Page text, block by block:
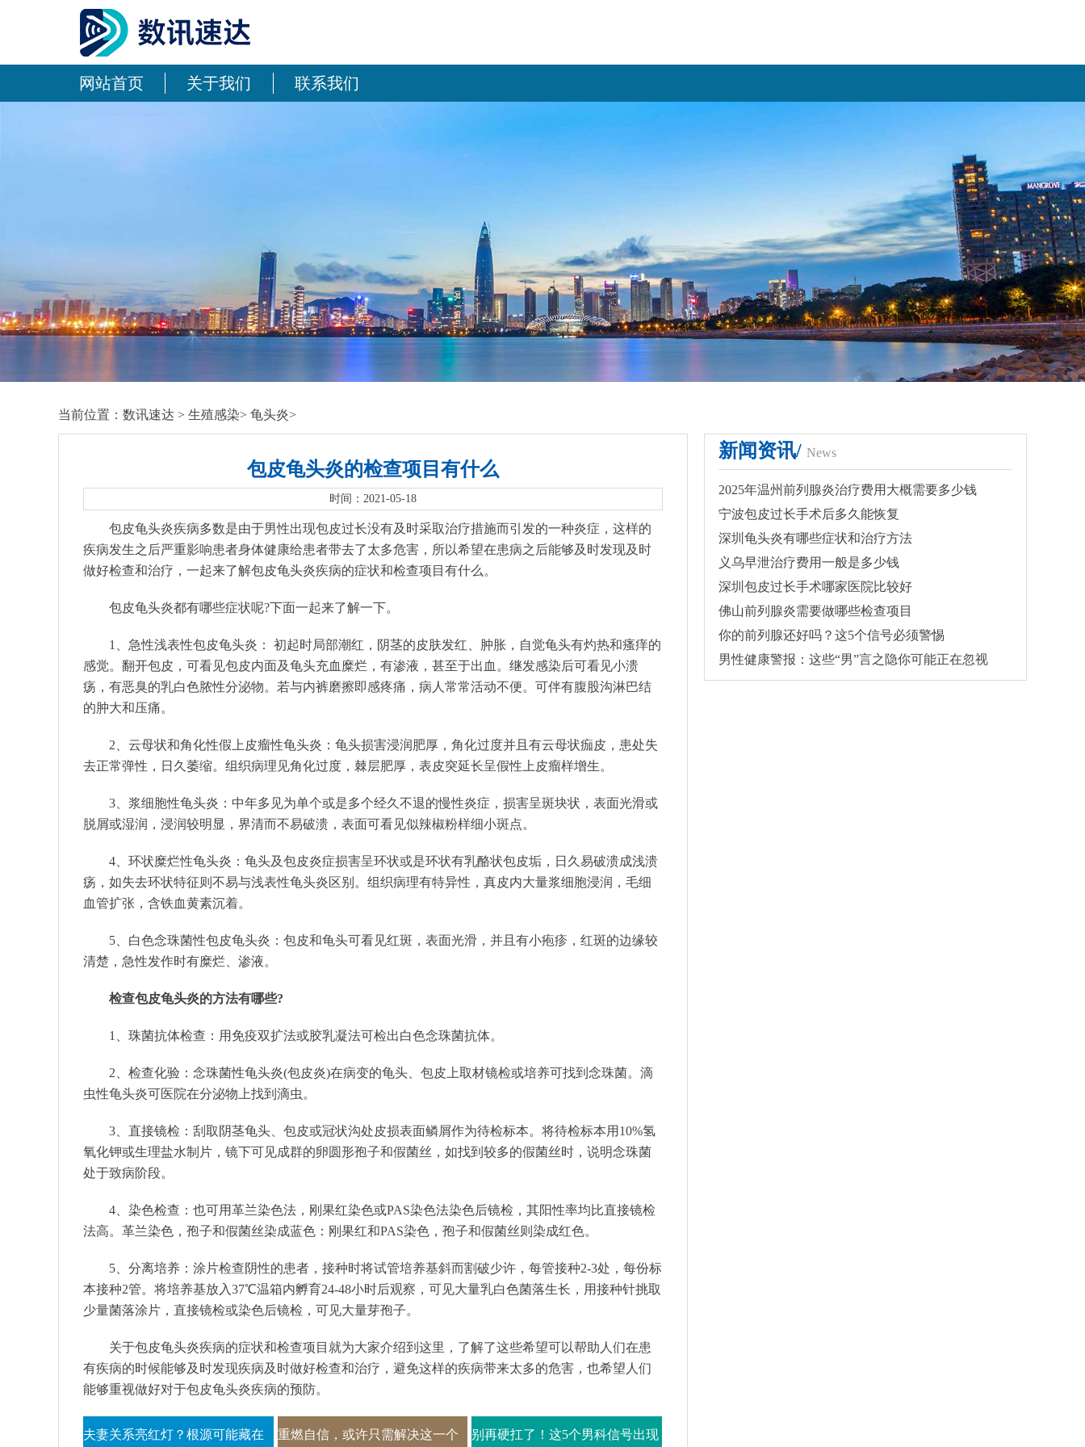
网站首页 关于我们 联系我们
当前位置： 数讯速达 > 生殖感染> 龟头炎>
包皮龟头炎的检查项目有什么
时间：2021-05-18
包皮龟头炎疾病多数是由于男性出现包皮过长没有及时采取治疗措施而引发的一种炎症，这样的
疾病发生之后严重影响患者身体健康给患者带去了太多危害，所以希望在患病之后能够及时发现及时
做好检查和治疗，一起来了解包皮龟头炎疾病的症状和检查项目有什么。
包皮龟头炎都有哪些症状呢?下面一起来了解一下。
1、急性浅表性包皮龟头炎： 初起时局部潮红，阴茎的皮肤发红、肿胀，自觉龟头有灼热和瘙痒的
感觉。翻开包皮，可看见包皮内面及龟头充血糜烂，有渗液，甚至于出血。继发感染后可看见小溃
疡，有恶臭的乳白色脓性分泌物。若与内裤磨擦即感疼痛，病人常常活动不便。可伴有腹股沟淋巴结
的肿大和压痛。
2、云母状和角化性假上皮瘤性龟头炎：龟头损害浸润肥厚，角化过度并且有云母状痂皮，患处失
去正常弹性，日久萎缩。组织病理见角化过度，棘层肥厚，表皮突延长呈假性上皮瘤样增生。
3、浆细胞性龟头炎：中年多见为单个或是多个经久不退的慢性炎症，损害呈斑块状，表面光滑或
脱屑或湿润，浸润较明显，界清而不易破溃，表面可看见似辣椒粉样细小斑点。
4、环状糜烂性龟头炎：龟头及包皮炎症损害呈环状或是环状有乳酪状包皮垢，日久易破溃成浅溃
疡，如失去环状特征则不易与浅表性龟头炎区别。组织病理有特异性，真皮内大量浆细胞浸润，毛细
血管扩张，含铁血黄素沉着。
5、白色念珠菌性包皮龟头炎：包皮和龟头可看见红斑，表面光滑，并且有小疱疹，红斑的边缘较
清楚，急性发作时有糜烂、渗液。
检查包皮龟头炎的方法有哪些?
1、珠菌抗体检查：用免疫双扩法或胶乳凝法可检出白色念珠菌抗体。
2、检查化验：念珠菌性龟头炎(包皮炎)在病变的龟头、包皮上取材镜检或培养可找到念珠菌。滴
虫性龟头炎可医院在分泌物上找到滴虫。
3、直接镜检：刮取阴茎龟头、包皮或冠状沟处皮损表面鳞屑作为待检标本。将待检标本用10%氢
氧化钾或生理盐水制片，镜下可见成群的卵圆形孢子和假菌丝，如找到较多的假菌丝时，说明念珠菌
处于致病阶段。
4、染色检查：也可用革兰染色法，刚果红染色或PAS染色法染色后镜检，其阳性率均比直接镜检
法高。革兰染色，孢子和假菌丝染成蓝色：刚果红和PAS染色，孢子和假菌丝则染成红色。
5、分离培养：涂片检查阴性的患者，接种时将试管培养基斜而割破少许，每管接种2-3处，每份标
本接种2管。将培养基放入37℃温箱内孵育24-48小时后观察，可见大量乳白色菌落生长，用接种针挑取
少量菌落涂片，直接镜检或染色后镜检，可见大量芽孢子。
关于包皮龟头炎疾病的症状和检查项目就为大家介绍到这里，了解了这些希望可以帮助人们在患
有疾病的时候能够及时发现疾病及时做好检查和治疗，避免这样的疾病带来太多的危害，也希望人们
能够重视做好对于包皮龟头炎疾病的预防。
夫妻关系亮红灯？根源可能藏在 重燃自信，或许只需解决这一个 别再硬扛了！这5个男科信号出现
新闻资讯/ News
2025年温州前列腺炎治疗费用大概需要多少钱
宁波包皮过长手术后多久能恢复
深圳龟头炎有哪些症状和治疗方法
义乌早泄治疗费用一般是多少钱
深圳包皮过长手术哪家医院比较好
佛山前列腺炎需要做哪些检查项目
你的前列腺还好吗？这5个信号必须警惕
男性健康警报：这些“男”言之隐你可能正在忽视